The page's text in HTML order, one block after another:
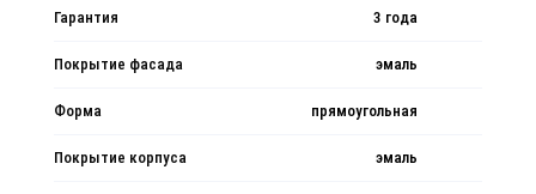
Гарантия 3 года
Покрытие фасада эмаль
Форма прямоугольная
Покрытие корпуса эмаль